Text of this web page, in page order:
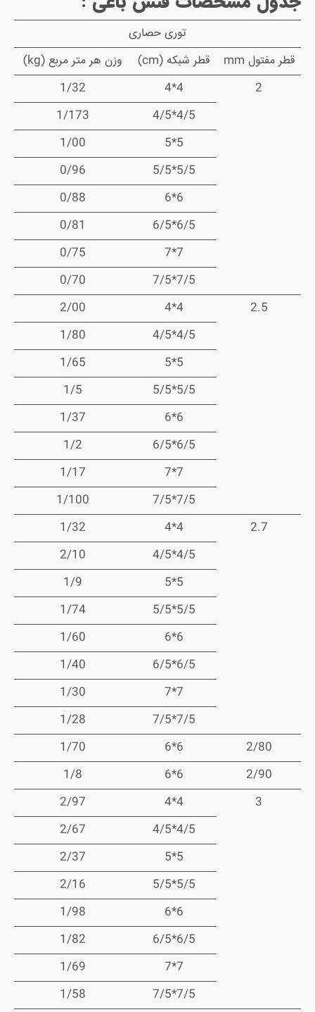
توری حصاری
قطر مفتول mm
قطر شبکه (cm)
وزن هر متر مربع (kg)
2
4*4
1/32
4/5*4/5
1/173
5*5
1/00
5/5*5/5
0/96
6*6
0/88
6/5*6/5
0/81
7*7
0/75
7/5*7/5
0/70
2.5
4*4
2/00
4/5*4/5
1/80
5*5
1/65
5/5*5/5
1/5
6*6
1/37
6/5*6/5
1/2
7*7
1/17
7/5*7/5
1/100
2.7
4*4
1/32
4/5*4/5
2/10
5*5
1/9
5/5*5/5
1/74
6*6
1/60
6/5*6/5
1/40
7*7
1/30
7/5*7/5
1/28
2/80
6*6
1/70
2/90
6*6
1/8
3
4*4
2/97
4/5*4/5
2/67
5*5
2/37
5/5*5/5
2/16
6*6
1/98
6/5*6/5
1/82
7*7
1/69
7/5*7/5
1/58